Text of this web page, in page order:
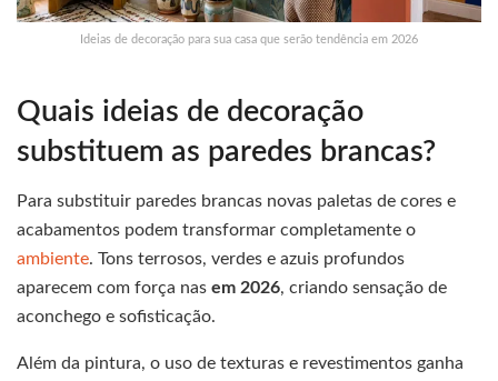
Ideias de decoração para sua casa que serão tendência em 2026
Quais ideias de decoração
substituem as paredes brancas?
Para substituir paredes brancas novas paletas de cores e
acabamentos podem transformar completamente o
ambiente. Tons terrosos, verdes e azuis profundos
aparecem com força nas em 2026, criando sensação de
aconchego e sofisticação.
Além da pintura, o uso de texturas e revestimentos ganha